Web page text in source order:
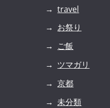
travel
お祭り
ご飯
ツマガリ
京都
未分類